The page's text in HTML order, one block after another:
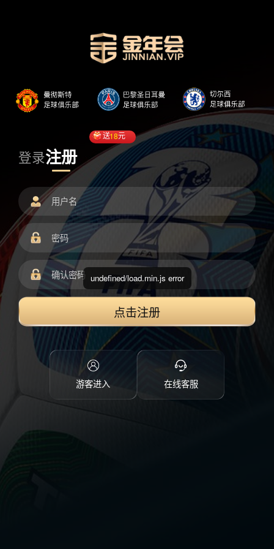
登录注册
送18元
点击注册
游客进入 在线客服
undefined/load.min.js error